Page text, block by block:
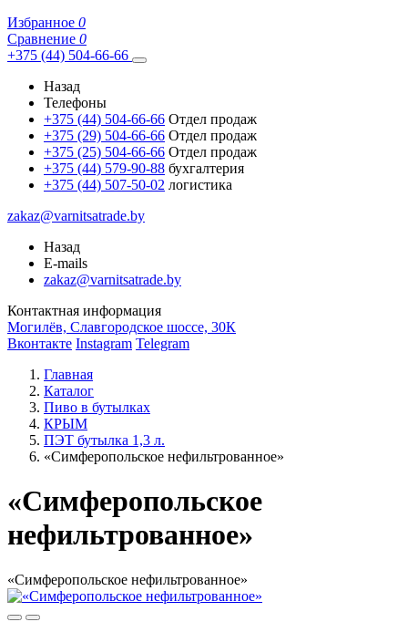
Избранное 0
Сравнение 0
+375 (44) 504-66-66
Назад
Телефоны
+375 (44) 504-66-66 Отдел продаж
+375 (29) 504-66-66 Отдел продаж
+375 (25) 504-66-66 Отдел продаж
+375 (44) 579-90-88 бухгалтерия
+375 (44) 507-50-02 логистика
zakaz@varnitsatrade.by
Назад
E-mails
zakaz@varnitsatrade.by
Контактная информация
Могилёв, Славгородское шоссе, 30К
Вконтакте Instagram Telegram
Главная
Каталог
Пиво в бутылках
КРЫМ
ПЭТ бутылка 1,3 л.
«Симферопольское нефильтрованное»
«Симферопольское
нефильтрованное»
«Симферопольское нефильтрованное»